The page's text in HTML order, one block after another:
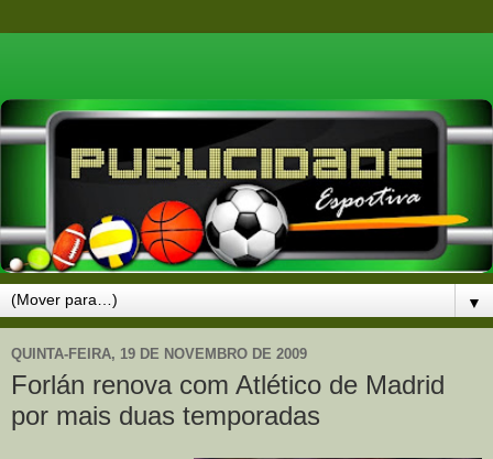
▼
QUINTA-FEIRA, 19 DE NOVEMBRO DE 2009
Forlán renova com Atlético de Madrid
por mais duas temporadas